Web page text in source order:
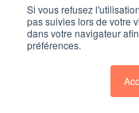
Si vous refusez
pas suivies lors de votre
dans votre navigateur
préférences.
HubSpot), une
automation
communications
outils